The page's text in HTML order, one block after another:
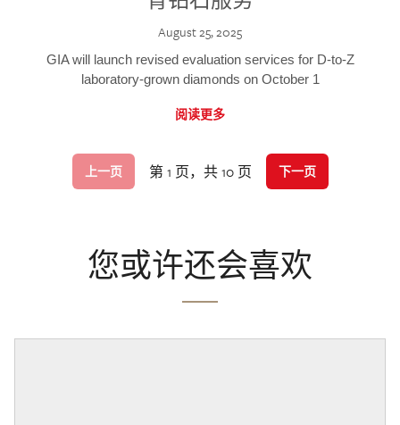
August 25, 2025
GIA will launch revised evaluation services for D-to-Z
laboratory-grown diamonds on October 1
阅读更多
上一页 第 1 页，共 10 页 下一页
您或许还会喜欢